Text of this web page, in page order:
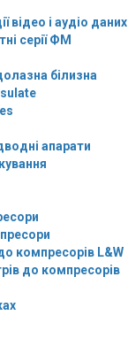
відео і аудіо даних
серії ФМ
білизна
апарати
компресорів L&W
до компресорів